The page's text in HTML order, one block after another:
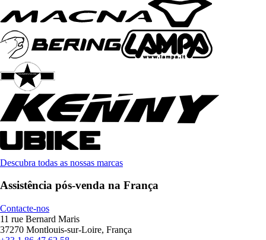
Descubra todas as nossas marcas
Assistência pós-venda na França
Contacte-nos
11 rue Bernard Maris
37270 Montlouis-sur-Loire, França